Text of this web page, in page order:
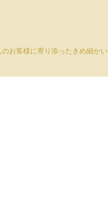
お客様に寄り添ったきめ細か